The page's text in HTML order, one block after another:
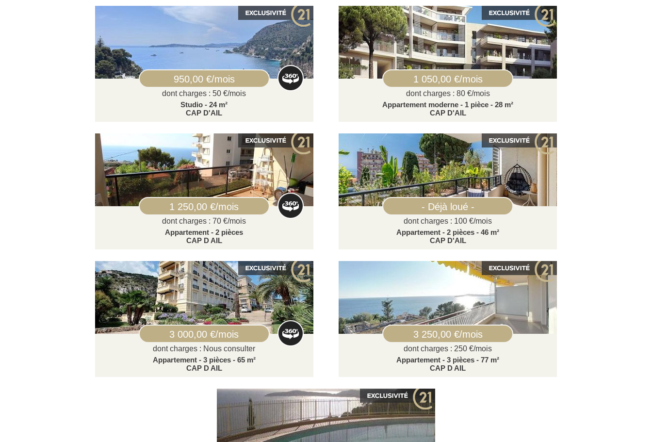
950,00 €/mois
dont charges : 50 €/mois
Studio - 24 m²
CAP D'AIL
1 050,00 €/mois
dont charges : 80 €/mois
Appartement moderne - 1 pièce - 28 m²
CAP D'AIL
1 250,00 €/mois
dont charges : 70 €/mois
Appartement - 2 pièces
CAP D AIL
- Déjà loué -
dont charges : 100 €/mois
Appartement - 2 pièces - 46 m²
CAP D'AIL
3 000,00 €/mois
dont charges : Nous consulter
Appartement - 3 pièces - 65 m²
CAP D AIL
3 250,00 €/mois
dont charges : 250 €/mois
Appartement - 3 pièces - 77 m²
CAP D AIL